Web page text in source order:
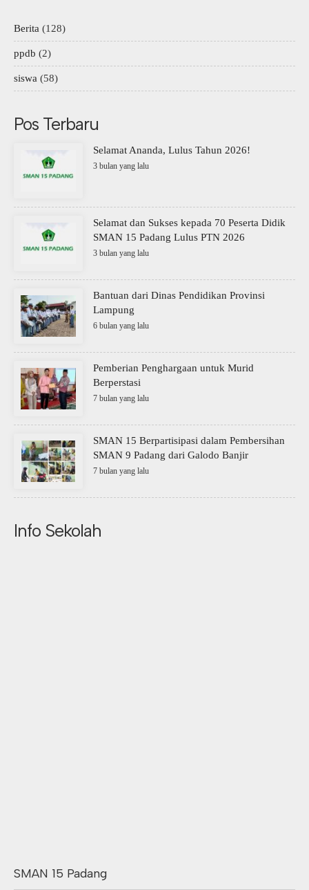
Berita (128)
ppdb (2)
siswa (58)
Pos Terbaru
Selamat Ananda, Lulus Tahun 2026!
3 bulan yang lalu
Selamat dan Sukses kepada 70 Peserta Didik
SMAN 15 Padang Lulus PTN 2026
3 bulan yang lalu
Bantuan dari Dinas Pendidikan Provinsi
Lampung
6 bulan yang lalu
Pemberian Penghargaan untuk Murid
Berperstasi
7 bulan yang lalu
SMAN 15 Berpartisipasi dalam Pembersihan
SMAN 9 Padang dari Galodo Banjir
7 bulan yang lalu
Info Sekolah
SMAN 15 Padang